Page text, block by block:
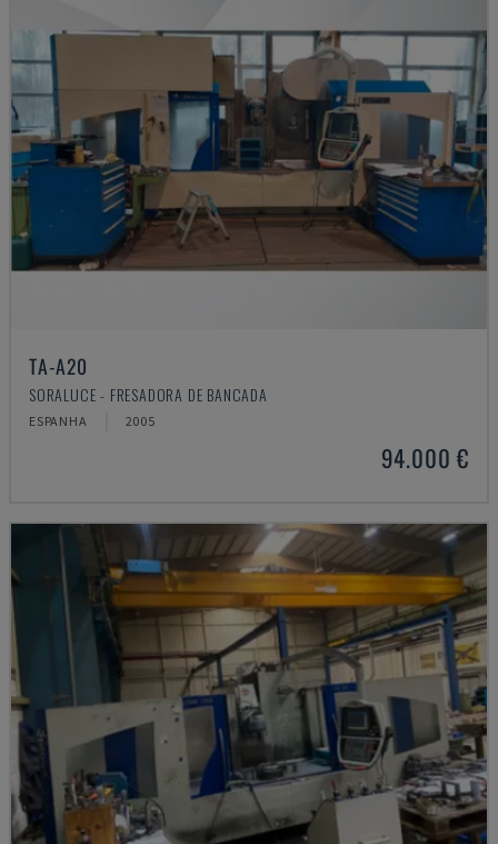
TA-A20
SORALUCE - FRESADORA DE BANCADA
ESPANHA 2005
94.000 €